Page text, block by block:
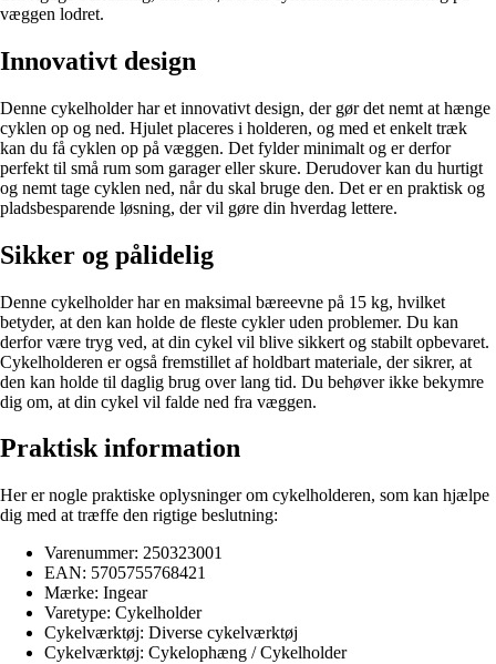
væggen lodret.
Innovativt design
Denne cykelholder har et innovativt design, der gør det nemt at hænge
cyklen op og ned. Hjulet placeres i holderen, og med et enkelt træk
kan du få cyklen op på væggen. Det fylder minimalt og er derfor
perfekt til små rum som garager eller skure. Derudover kan du hurtigt
og nemt tage cyklen ned, når du skal bruge den. Det er en praktisk og
pladsbesparende løsning, der vil gøre din hverdag lettere.
Sikker og pålidelig
Denne cykelholder har en maksimal bæreevne på 15 kg, hvilket
betyder, at den kan holde de fleste cykler uden problemer. Du kan
derfor være tryg ved, at din cykel vil blive sikkert og stabilt opbevaret.
Cykelholderen er også fremstillet af holdbart materiale, der sikrer, at
den kan holde til daglig brug over lang tid. Du behøver ikke bekymre
dig om, at din cykel vil falde ned fra væggen.
Praktisk information
Her er nogle praktiske oplysninger om cykelholderen, som kan hjælpe
dig med at træffe den rigtige beslutning:
Varenummer: 250323001
EAN: 5705755768421
Mærke: Ingear
Varetype: Cykelholder
Cykelværktøj: Diverse cykelværktøj
Cykelværktøj: Cykelophæng / Cykelholder